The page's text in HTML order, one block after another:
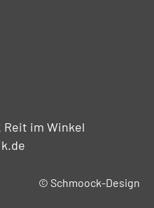
Reit im Winkel
© Schmoock-Design